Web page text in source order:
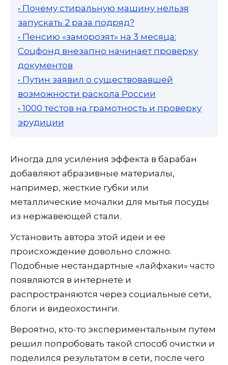
• Почему стиральную машину нельзя
запускать 2 раза подряд?
• Пенсию «заморозят» на 3 месяца:
Соцфонд внезапно начинает проверку
документов
• Путин заявил о существовавшей
возможности раскола России
• 1000 тестов на грамотность и проверку
эрудиции
Иногда для усиления эффекта в барабан
добавляют абразивные материалы,
например, жесткие губки или
металлические мочалки для мытья посуды
из нержавеющей стали.
Установить автора этой идеи и ее
происхождение довольно сложно.
Подобные нестандартные «лайфхаки» часто
появляются в интернете и
распространяются через социальные сети,
блоги и видеохостинги.
Вероятно, кто-то экспериментальным путем
решил попробовать такой способ очистки и
поделился результатом в сети, после чего